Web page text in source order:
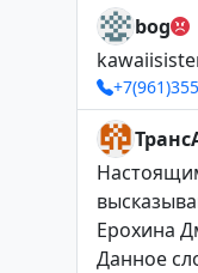
bog
Ерохина
Данное